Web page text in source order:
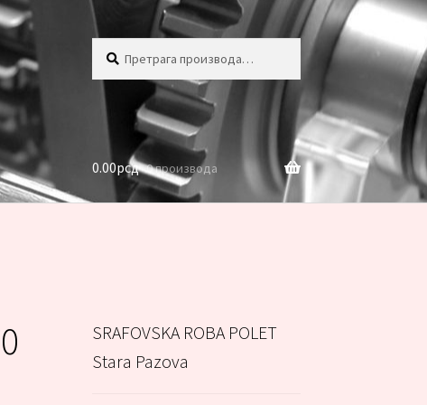
0.00рсд 0 производа
SRAFOVSKA ROBA POLET
Stara Pazova